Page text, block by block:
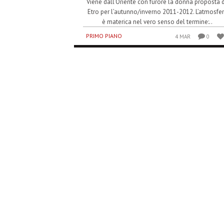
Etro per l’autunno/inverno 2011-2012.
è materica nel vero senso del termine:..
PRIMO PIANO 4 MAR 0